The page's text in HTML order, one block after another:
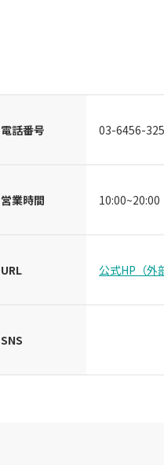
電話番号 03-6456-
営業時間 10:00~20:00
URL 公式HP（外
SNS